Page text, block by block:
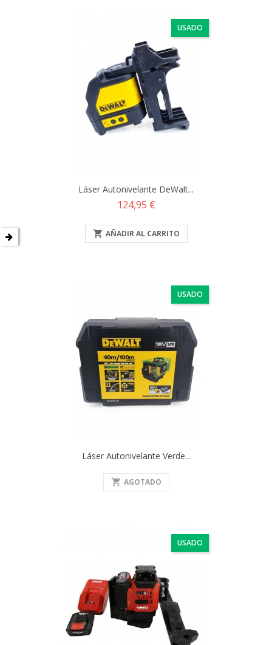
USADO
Láser Autonivelante DeWalt...
Precio
124,95 €
 AÑADIR AL CARRITO
USADO
Láser Autonivelante Verde...
shopping_cart AGOTADO
USADO